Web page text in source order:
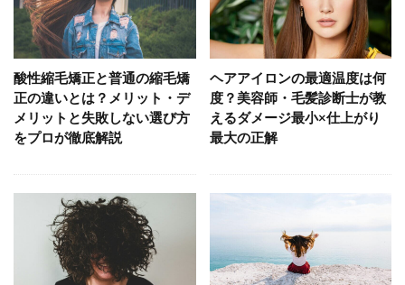
酸性縮毛矯正と普通の縮毛矯
正の違いとは？メリット・デ
メリットと失敗しない選び方
をプロが徹底解説
ヘアアイロンの最適温度は何
度？美容師・毛髪診断士が教
えるダメージ最小×仕上がり
最大の正解